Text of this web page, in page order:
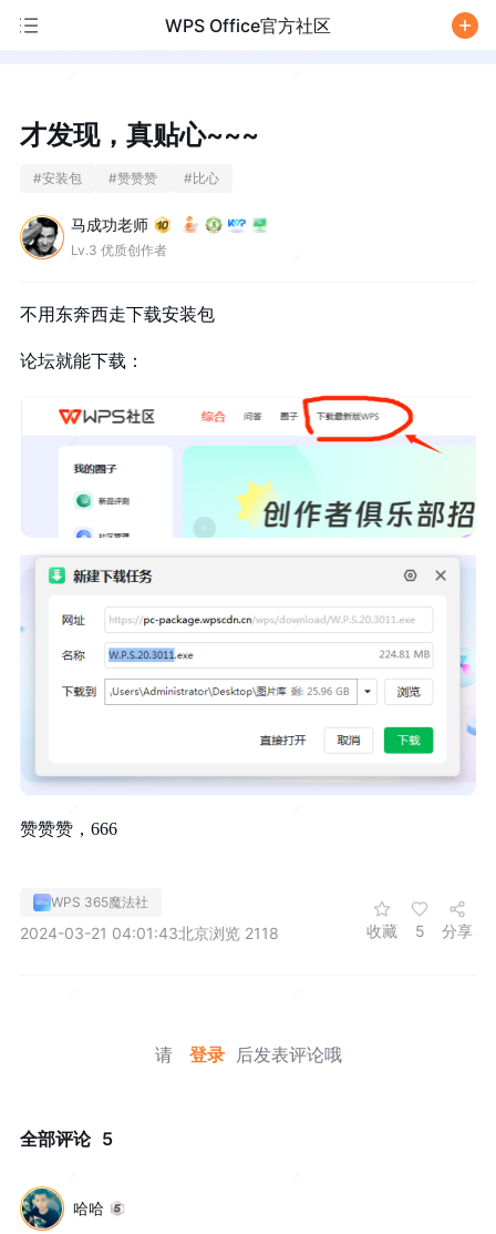
WPS Office官方社区
才发现，真贴心~~~
#安装包 #赞赞赞 #比心
马成功老师
Lv.3 优质创作者
不用东奔西走下载安装包
论坛就能下载：
赞赞赞，666
WPS 365魔法社
2024-03-21 04:01:43北京浏览 2118 收藏 5 分享
请 登录 后发表评论哦
全部评论 5
哈哈